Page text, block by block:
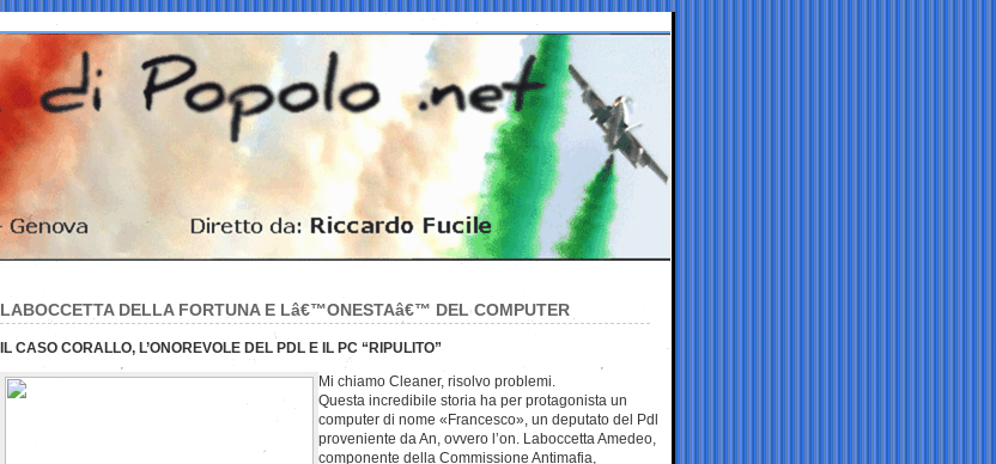
LABOCCETTA DELLA FORTUNA E Lâ€™ONESTAâ€™ DEL COMPUTER
IL CASO CORALLO, L’ONOREVOLE DEL PDL E IL PC “RIPULITO”
Mi chiamo Cleaner, risolvo problemi.
Questa incredibile storia ha per protagonista un
computer di nome «Francesco», un deputato del Pdl
proveniente da An, ovvero l’on. Laboccetta Amedeo,
componente della Commissione Antimafia,